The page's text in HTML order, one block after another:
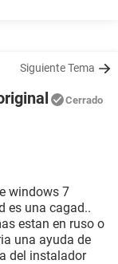
Siguiente Tema
Cerrado
windows 7
es una cagad..
estan en ruso o
una ayuda de
del instalador